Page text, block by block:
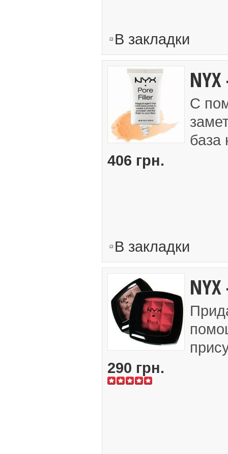
В закладки
С
база
406 грн.
В закладки
290 грн.